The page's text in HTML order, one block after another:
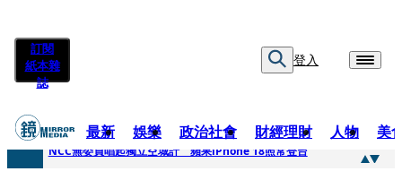
訂閱
紙本雜
誌
登入
最新 娛樂 政治社會 財經理財 人物 美
快訊
NCC無委員唱起獨立空城計 蘋果iPhone 18照常登台